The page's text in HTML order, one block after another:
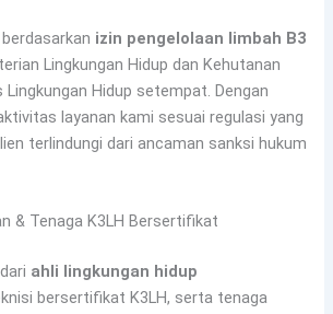
izin pengelolaan limbah B3
Lingkungan Hidup dan Kehutanan
Lingkungan Hidup setempat. Dengan
layanan kami sesuai regulasi yang
terlindungi dari ancaman sanksi hukum
& Tenaga K3LH Bersertifikat
ahli lingkungan hidup
bersertifikat K3LH, serta tenaga